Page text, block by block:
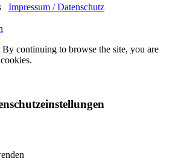
Impressum / Datenschutz
By continuing to browse the site, you are